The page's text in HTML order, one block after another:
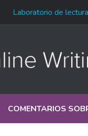
Laboratorio de lectura
COMENTARIOS